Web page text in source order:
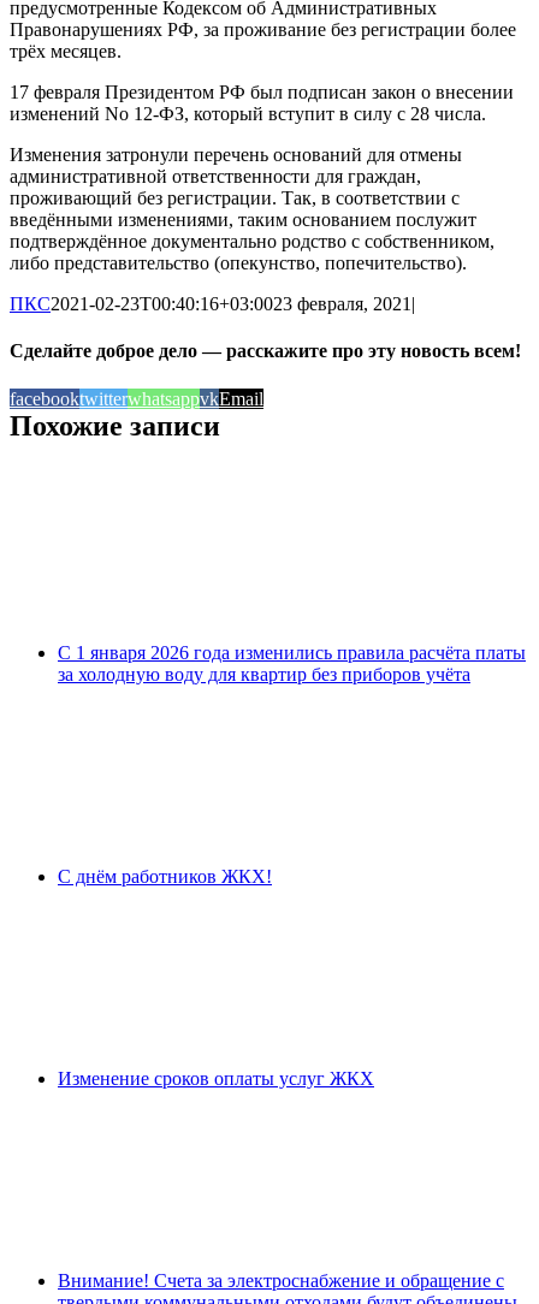
предусмотренные Кодексом об Административных
Правонарушениях РФ, за проживание без регистрации более
трёх месяцев.
17 февраля Президентом РФ был подписан закон о внесении
изменений No 12-ФЗ, который вступит в силу с 28 числа.
Изменения затронули перечень оснований для отмены
административной ответственности для граждан,
проживающий без регистрации. Так, в соответствии с
введёнными изменениями, таким основанием послужит
подтверждённое документально родство с собственником,
либо представительство (опекунство, попечительство).
ПКС2021-02-23T00:40:16+03:0023 февраля, 2021 |
Сделайте доброе дело — расскажите про эту новость всем!
facebooktwitterwhatsappvkEmail
Похожие записи
С 1 января 2026 года изменились правила расчёта платы
за холодную воду для квартир без приборов учёта
С днём работников ЖКХ!
Изменение сроков оплаты услуг ЖКХ
Внимание! Счета за электроснабжение и обращение с